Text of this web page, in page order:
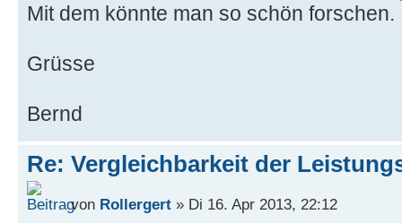
Mit dem könnte man so schön forschen.
Grüsse
Bernd
Re: Vergleichbarkeit der
von Rollergert » Di 16. Apr 2013, 22:12